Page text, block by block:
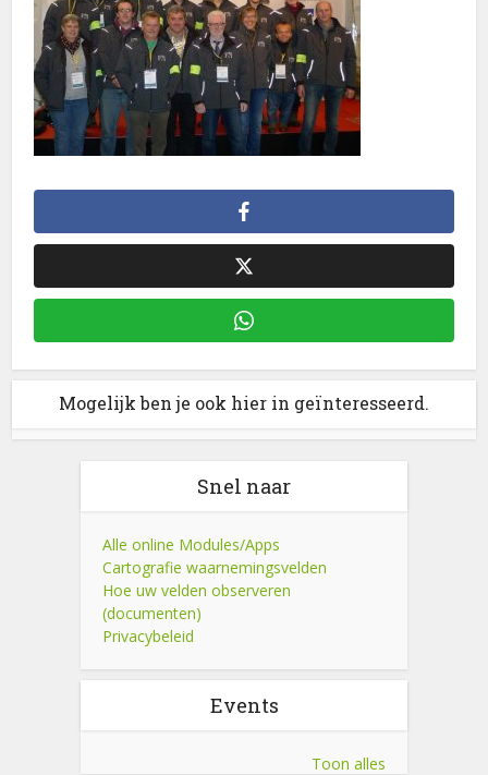
Mogelijk ben je ook hier in geïnteresseerd.
Snel naar
Alle online Modules/Apps
Cartografie waarnemingsvelden
Hoe uw velden observeren
(documenten)
Privacybeleid
Events
Toon alles